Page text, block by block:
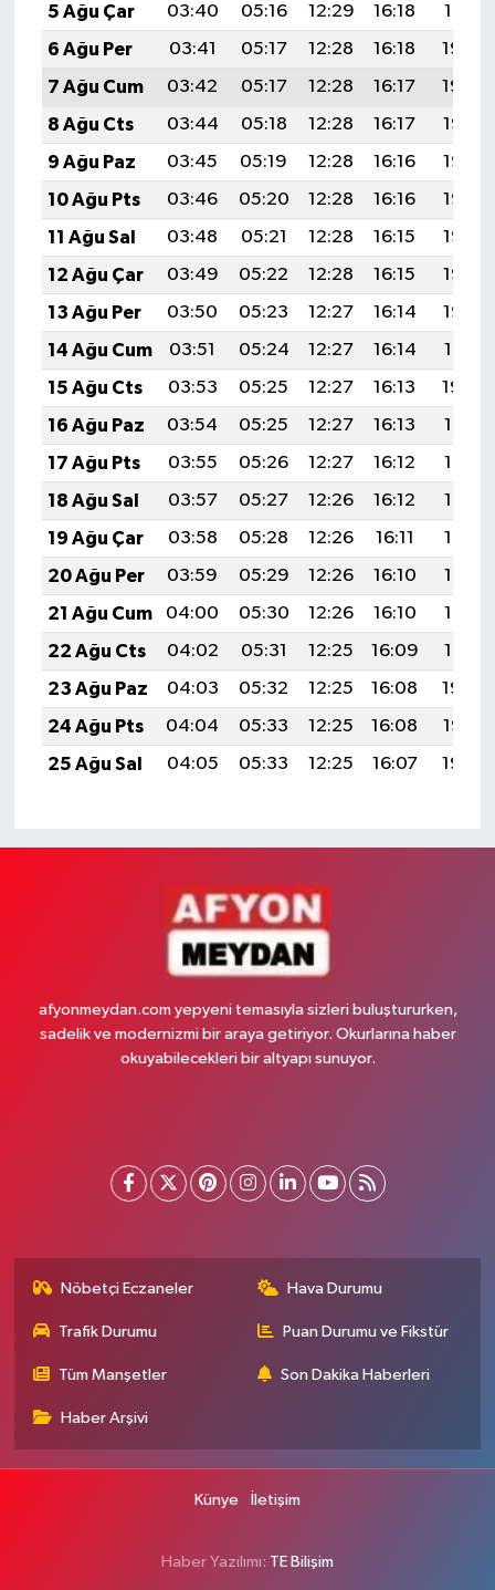
5 Ağu Çar
03:40 05:16 12:29 16:18
19:31
6 Ağu Per
03:41 05:17 12:28 16:18
19:30
7 Ağu Cum
03:42 05:17 12:28 16:17
19:29
8 Ağu Cts
03:44 05:18 12:28 16:17
19:28
9 Ağu Paz
03:45 05:19 12:28 16:16
19:27
10 Ağu Pts
03:46 05:20 12:28 16:16
19:26
11 Ağu Sal
03:48 05:21 12:28 16:15
19:25
12 Ağu Çar
03:49 05:22 12:28 16:15
19:23
13 Ağu Per
03:50 05:23 12:27 16:14
19:22
14 Ağu Cum
03:51 05:24 12:27 16:14
19:21
15 Ağu Cts
03:53 05:25 12:27 16:13
19:20
16 Ağu Paz
03:54 05:25 12:27 16:13
19:18
17 Ağu Pts
03:55 05:26 12:27 16:12
19:17
18 Ağu Sal
03:57 05:27 12:26 16:12
19:16
19 Ağu Çar
03:58 05:28 12:26 16:11
19:14
20 Ağu Per
03:59 05:29 12:26 16:10
19:13
21 Ağu Cum
04:00 05:30 12:26 16:10
19:12
22 Ağu Cts
04:02 05:31 12:25 16:09
19:10
23 Ağu Paz
04:03 05:32 12:25 16:08
19:09
24 Ağu Pts
04:04 05:33 12:25 16:08
19:07
25 Ağu Sal
04:05 05:33 12:25 16:07 19:06
afyonmeydan.com yepyeni temasıyla sizleri buluştururken,
sadelik ve modernizmi bir araya getiriyor. Okurlarına haber
okuyabilecekleri bir altyapı sunuyor.
Nöbetçi Eczaneler Hava Durumu
Trafik Durumu Puan Durumu ve Fikstür
Tüm Manşetler Son Dakika Haberleri
Haber Arşivi
Künye İletişim
Haber Yazılımı: TE Bilişim